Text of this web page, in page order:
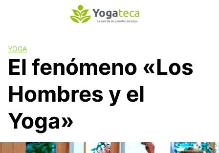
YOGA
El fenómeno «Los
Hombres y el
Yoga»